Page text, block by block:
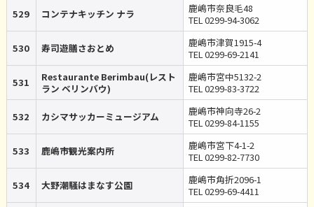
529 コンテナキッチン ナラ
鹿嶋市奈良毛48
TEL 0299-94-3062
530 寿司遊膳さおとめ
鹿嶋市津賀1915-4
TEL 0299-69-2141
531
Restaurante Berimbau(レスト
ラン ベリンバウ)
鹿嶋市宮中5132-2
TEL 0299-83-3722
532 カシマサッカーミュージアム
鹿嶋市神向寺26-2
TEL 0299-84-1155
533 鹿嶋市観光案内所
鹿嶋市宮下4-1-2
TEL 0299-82-7730
534 大野潮騒はまなす公園
鹿嶋市角折2096-1
TEL 0299-69-4411